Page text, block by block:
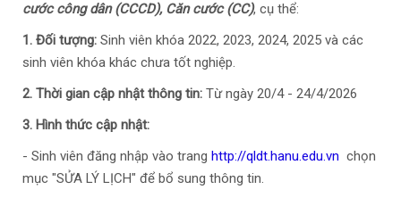
cước công dân (CCCD), Căn cước (CC), cụ thể:
1. Đối tượng: Sinh viên khóa 2022, 2023, 2024, 2025 và các
sinh viên khóa khác chưa tốt nghiệp.
2. Thời gian cập nhật thông tin: Từ ngày 20/4 - 24/4/2026
3. Hình thức cập nhật:
- Sinh viên đăng nhập vào trang http://qldt.hanu.edu.vn chọn
mục "SỬA LÝ LỊCH" để bổ sung thông tin.